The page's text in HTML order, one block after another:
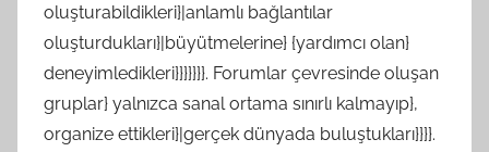
oluşturabildikleri}|anlamlı bağlantılar
oluşturdukları}|büyütmelerine} {yardımcı olan}
deneyimledikleri}}}}}}}. Forumlar çevresinde oluşan
gruplar} yalnızca sanal ortama sınırlı kalmayıp},
organize ettikleri}|gerçek dünyada buluştukları}}}}.